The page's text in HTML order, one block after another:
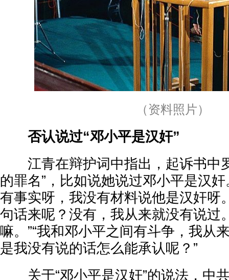
（资料照片）
否认说过“邓小平是汉奸”
江青在辩护词中指出，起诉书中
的罪名”，比如说她说过邓小平是汉
有事实呀，我没有材料说他是汉奸呀
句话来呢？没有，我从来就没有说过
嘛。”“我和邓小平之间有斗争，我从
是我没有说的话怎么能承认呢？”
关于“邓小平是汉奸”的说法，中